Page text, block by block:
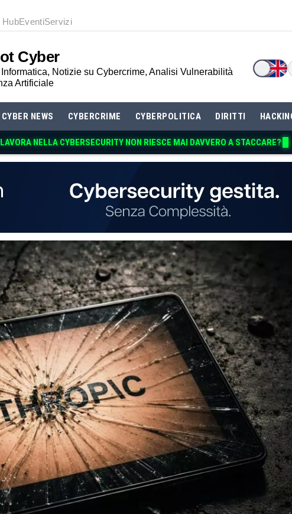
HubEventiServizi
Cyber
Notizie su Cybercrime, Analisi Vulnerabilità
Artificiale
CYBER NEWS CYBERCRIME CYBERPOLITICA DIRITTI
NELLA CYBERSECURITY NON RI